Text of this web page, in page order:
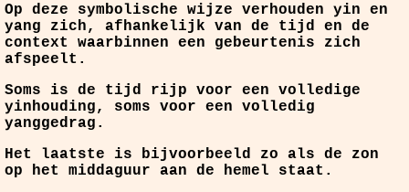
Op deze symbolische wijze verhouden yin en
yang zich, afhankelijk van de tijd en de
context waarbinnen een gebeurtenis zich
afspeelt.
Soms is de tijd rijp voor een volledige
yinhouding, soms voor een volledig
yanggedrag.
Het laatste is bijvoorbeeld zo als de zon
op het middaguur aan de hemel staat.